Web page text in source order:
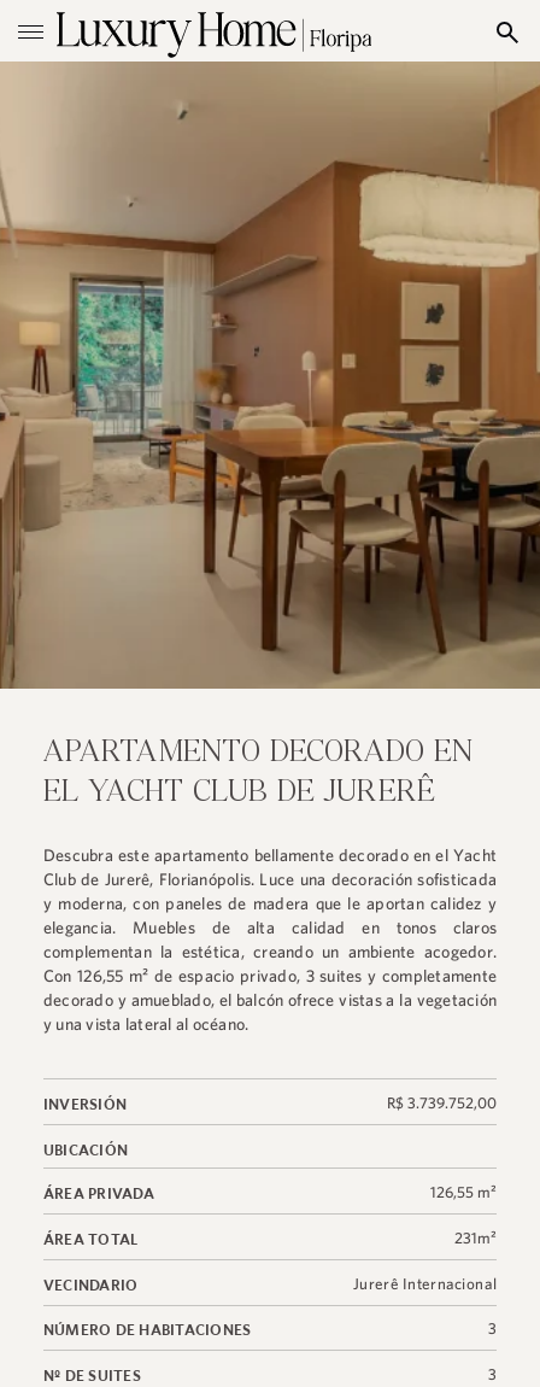
APARTAMENTO DECORADO EN
EL YACHT CLUB DE JURERÊ
Descubra este apartamento bellamente decorado en el Yacht
Club de Jurerê, Florianópolis. Luce una decoración sofisticada
y moderna, con paneles de madera que le aportan calidez y
elegancia. Muebles de alta calidad en tonos claros
complementan la estética, creando un ambiente acogedor.
Con 126,55 m² de espacio privado, 3 suites y completamente
decorado y amueblado, el balcón ofrece vistas a la vegetación
y una vista lateral al océano.
INVERSIÓN R$ 3.739.752,00
UBICACIÓN
ÁREA PRIVADA 126,55 m²
ÁREA TOTAL 231m²
VECINDARIO Jurerê Internacional
NÚMERO DE HABITACIONES 3
Nº DE SUITES 3